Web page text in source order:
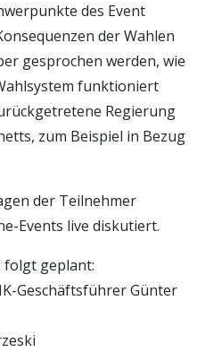
des Event
der Wahlen
gesprochen werden, wie
funktioniert
Regierung
zum Beispiel in Bezug
der Teilnehmer
Events live diskutiert.
folgt geplant:
Geschäftsführer Günter